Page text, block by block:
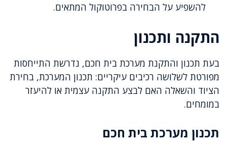
להשפיע על הבחירה בפרוטוקול המתאים.
התקנה ותכנון
בעת תכנון והתקנת מערכת בית חכם, נדרשת התייחסות
מפורטת לשלושה רכיבים עיקריים: תכנון המערכת, בחירת
הציוד והשאלה האם לבצע התקנה עצמית או להיעזר
במומחים.
תכנון מערכת בית חכם